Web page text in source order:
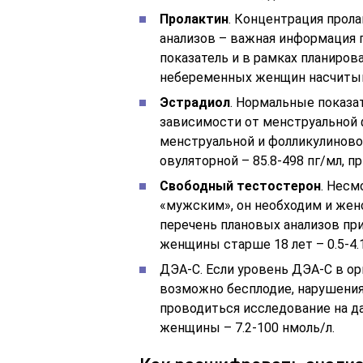
Пролактин. Концентрация
анализов – важная информация
показатель и в рамках
небеременных женщин
Эстрадиол. Нормальные
зависимости от
менструальной и
овуляторной – 85.8-498 пг/мл,
Свободный тестостерон.
«мужским», он необходим и
перечень плановых анализов
женщины старше 18 лет – 0.5-
ДЭА-С. Если уровень ДЭА-С в
возможно бесплодие,
проводиться исследование на
женщины – 7.2-100 нмоль/л.